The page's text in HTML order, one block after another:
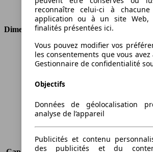
Type de traction
4 roues permanent
Dimensions
Longueur
Hauteur
Empattement
Charge maximale
645
Portes
Sièges
5
Charge sur toit
-
reconnaître celui-ci à
application ou à un site
finalités présentées ici.
Vous pouvez modifier vos
les consentements que vous
Gestionnaire de confidentialité
Objectifs
Données de géolocalisation
analyse de l’appareil
Publicités et contenu
des publicités et du